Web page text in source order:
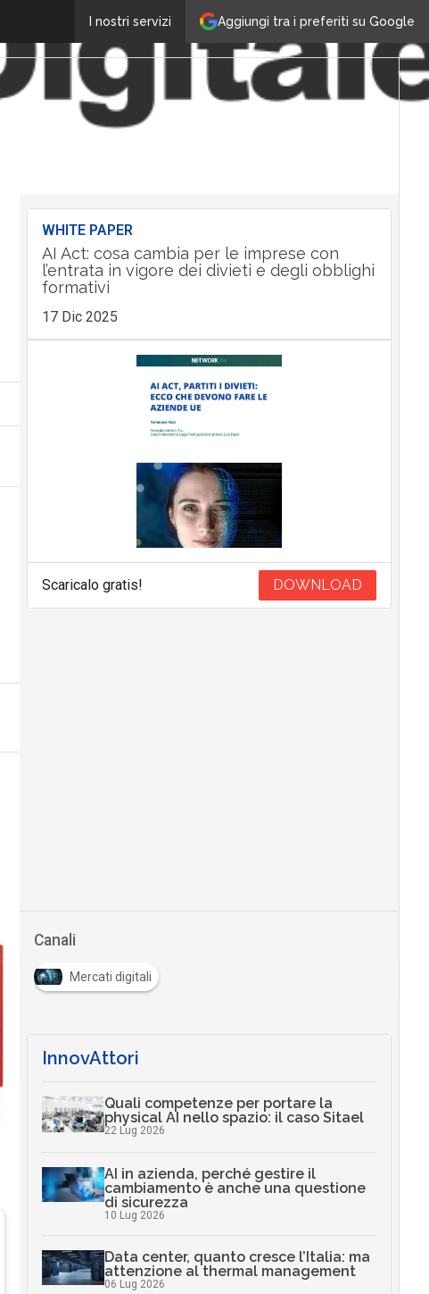
Aggiungi tra i preferiti su Google
I nostri servizi
WHITE PAPER
AI Act: cosa cambia per le imprese con
l’entrata in vigore dei divieti e degli obblighi
formativi
17 Dic 2025
Scaricalo gratis! DOWNLOAD
Canali
Mercati digitali
InnovAttori
Quali competenze per portare la
physical AI nello spazio: il caso Sitael
22 Lug 2026
AI in azienda, perché gestire il
cambiamento è anche una questione
di sicurezza
10 Lug 2026
Data center, quanto cresce l’Italia: ma
attenzione al thermal management
06 Lug 2026